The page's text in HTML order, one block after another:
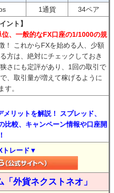
1通貨
34ペア
ント】
位、一般的なFX口座の1/1000の規
！ これからFXを始める人、少額
方は、絶対にチェックしておき
さにも定評があり、1回の取引で
、取引量が増えて稼げるように
す。
リットを解説！ スプレッド、
比較、キャンペーン情報や口座開
トレード▼
外貨ネクストネオ」